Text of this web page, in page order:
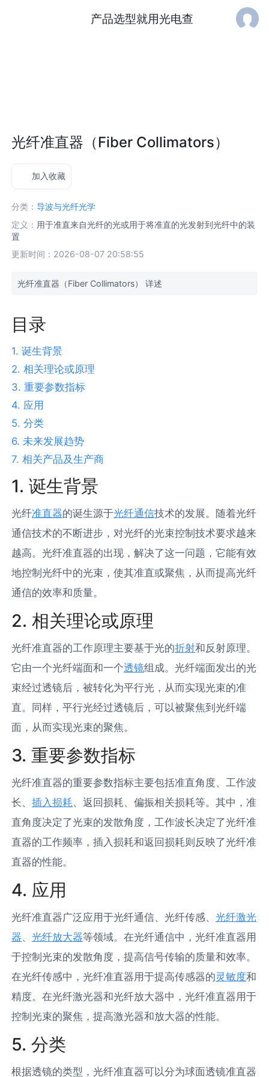
产品选型就用光电查
光纤准直器（Fiber Collimators）
加入收藏
分类：导波与光纤光学
定义： 用于准直来自光纤的光或用于将准直的光发射到光纤中的装
置
更新时间：2026-08-07 20:58:55
光纤准直器（Fiber Collimators） 详述
目录
1. 诞生背景
2. 相关理论或原理
3. 重要参数指标
4. 应用
5. 分类
6. 未来发展趋势
7. 相关产品及生产商
1. 诞生背景
光纤准直器的诞生源于光纤通信技术的发展。随着光纤
通信技术的不断进步，对光纤的光束控制技术要求越来
越高。光纤准直器的出现，解决了这一问题，它能有效
地控制光纤中的光束，使其准直或聚焦，从而提高光纤
通信的效率和质量。
2. 相关理论或原理
光纤准直器的工作原理主要基于光的折射和反射原理。
它由一个光纤端面和一个透镜组成。光纤端面发出的光
束经过透镜后，被转化为平行光，从而实现光束的准
直。同样，平行光经过透镜后，可以被聚焦到光纤端
面，从而实现光束的聚焦。
3. 重要参数指标
光纤准直器的重要参数指标主要包括准直角度、工作波
长、插入损耗、返回损耗、偏振相关损耗等。其中，准
直角度决定了光束的发散角度，工作波长决定了光纤准
直器的工作频率，插入损耗和返回损耗则反映了光纤准
直器的性能。
4. 应用
光纤准直器广泛应用于光纤通信、光纤传感、光纤激光
器、光纤放大器等领域。在光纤通信中，光纤准直器用
于控制光束的发散角度，提高信号传输的质量和效率。
在光纤传感中，光纤准直器用于提高传感器的灵敏度和
精度。在光纤激光器和光纤放大器中，光纤准直器用于
控制光束的聚焦，提高激光器和放大器的性能。
5. 分类
根据透镜的类型，光纤准直器可以分为球面透镜准直器